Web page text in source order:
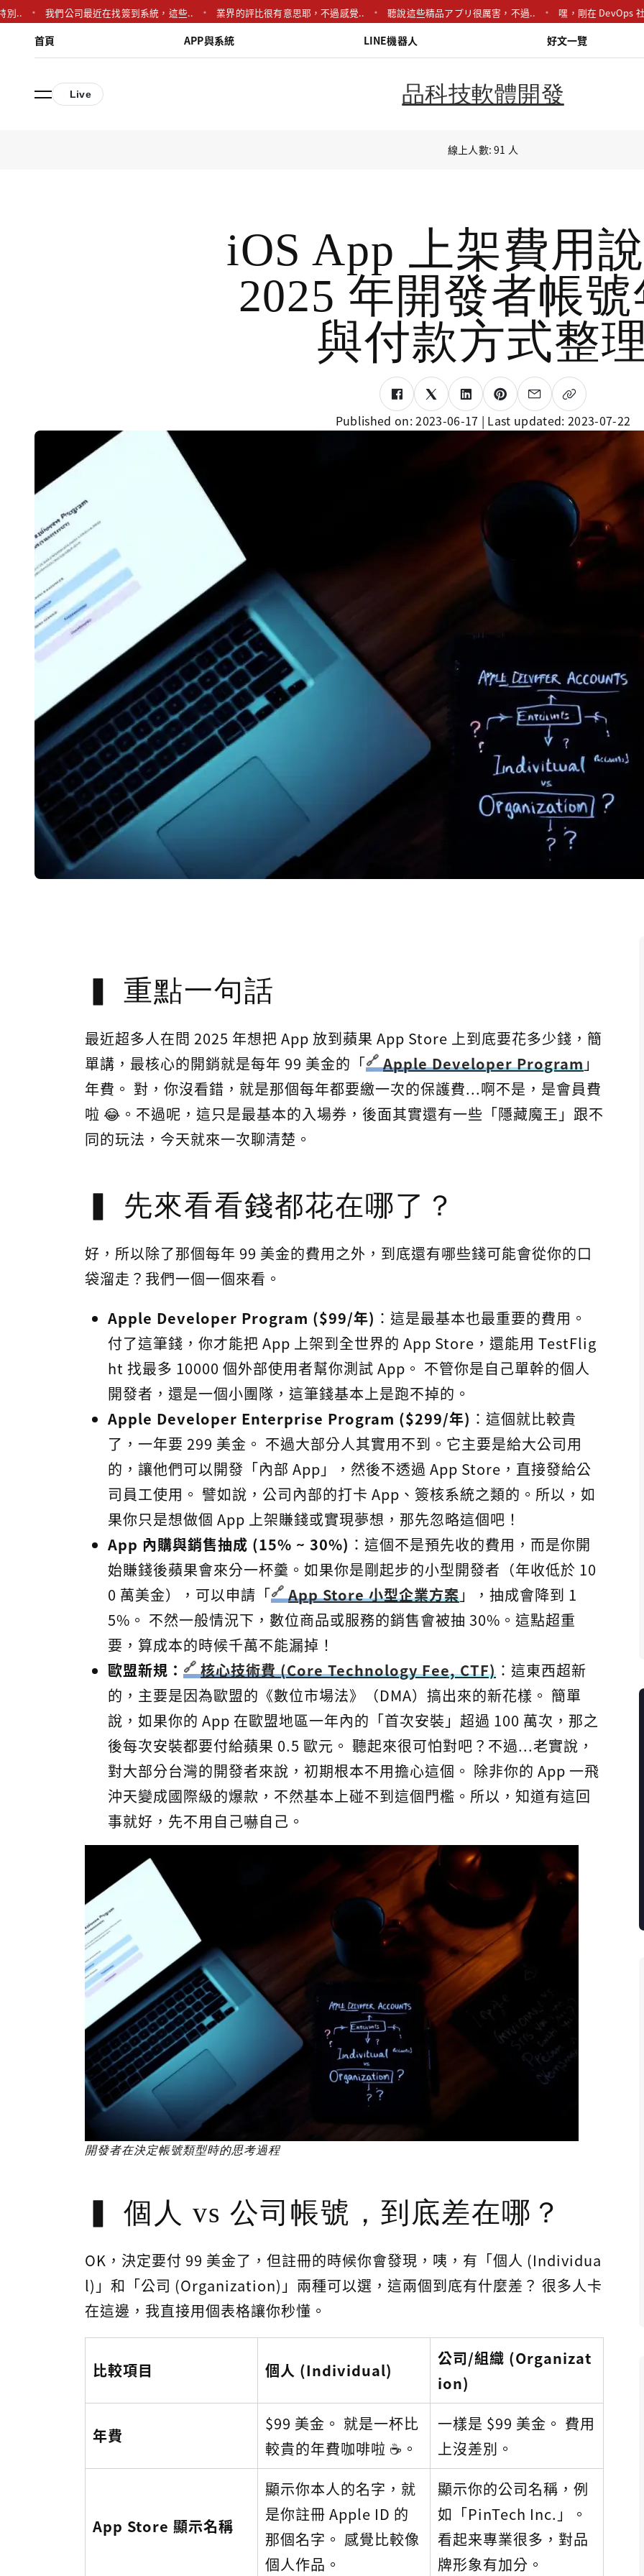
我們公司最近在找簽到系統，這些.. 業界的評比很有意思耶，不過感覺.. 聽說這些精品アプリ很厲害，不過.. 嘿，剛在 DevOps 社群看..
首頁 APP與系統 LINE機器人 好文一覽
Live 品科技軟體開發
線上人數: 91 人
iOS App 上架費用
2025 年開發者帳
與付款方式整
Published on:2023-06-17 | Last updated: 2023-07-22
重點一句話
最近超多人在問 2025 年想把 App 放到蘋果 App Store 上到底要花多少錢，簡
單講，最核心的開銷就是每年 99 美金的「
Apple Developer Program」
年費。 對，你沒看錯，就是那個每年都要繳一次的保護費...啊不是，是會員費
啦 😂。不過呢，這只是最基本的入場券，後面其實還有一些「隱藏魔王」跟不
同的玩法，今天就來一次聊清楚。
先來看看錢都花在哪了？
好，所以除了那個每年 99 美金的費用之外，到底還有哪些錢可能會從你的口
袋溜走？我們一個一個來看。
Apple Developer Program ($99/年) ：這是最基本也最重要的費用。
付了這筆錢，你才能把 App 上架到全世界的 App Store，還能用 TestFlig
ht 找最多 10000 個外部使用者幫你測試 App。 不管你是自己單幹的個人
開發者，還是一個小團隊，這筆錢基本上是跑不掉的。
Apple Developer Enterprise Program ($299/年) ：這個就比較貴
了，一年要 299 美金。 不過大部分人其實用不到。它主要是給大公司用
的，讓他們可以開發「內部 App」，然後不透過 App Store，直接發給公
司員工使用。 譬如說，公司內部的打卡 App、簽核系統之類的。所以，如
果你只是想做個 App 上架賺錢或實現夢想，那先忽略這個吧！
App 內購與銷售抽成 (15% ~ 30%) ：這個不是預先收的費用，而是你開
始賺錢後蘋果會來分一杯羹。如果你是剛起步的小型開發者（年收低於 10
0 萬美金），可以申請「
App Store 小型企業方案」，抽成會降到 1
5%。 不然一般情況下，數位商品或服務的銷售會被抽 30%。這點超重
要，算成本的時候千萬不能漏掉！
歐盟新規：
核心技術費 (Core Technology Fee, CTF) ：這東西超新
的，主要是因為歐盟的《數位市場法》（DMA）搞出來的新花樣。 簡單
說，如果你的 App 在歐盟地區一年內的「首次安裝」超過 100 萬次，那之
後每次安裝都要付給蘋果 0.5 歐元。 聽起來很可怕對吧？不過...老實說，
對大部分台灣的開發者來說，初期根本不用擔心這個。 除非你的 App 一飛
沖天變成國際級的爆款，不然基本上碰不到這個門檻。所以，知道有這回
事就好，先不用自己嚇自己。
開發者在決定帳號類型時的思考過程
個人 vs 公司帳號，到底差在哪？
OK，決定要付 99 美金了，但註冊的時候你會發現，咦，有「個人 (Individua
l)」和「公司 (Organization)」兩種可以選，這兩個到底有什麼差？ 很多人卡
在這邊，我直接用個表格讓你秒懂。
比較項目 個人 (Individual)
公司/組織 (Organizat
ion)
年費
$99 美金。 就是一杯比
較貴的年費咖啡啦 ☕️。
一樣是 $99 美金。 費用
上沒差別。
App Store 顯示名稱
顯示你本人的名字，就
是你註冊 Apple ID 的
那個名字。 感覺比較像
個人作品。
顯示你的公司名稱，例
如「PinTech Inc.」。
看起来專業很多，對品
牌形象有加分。